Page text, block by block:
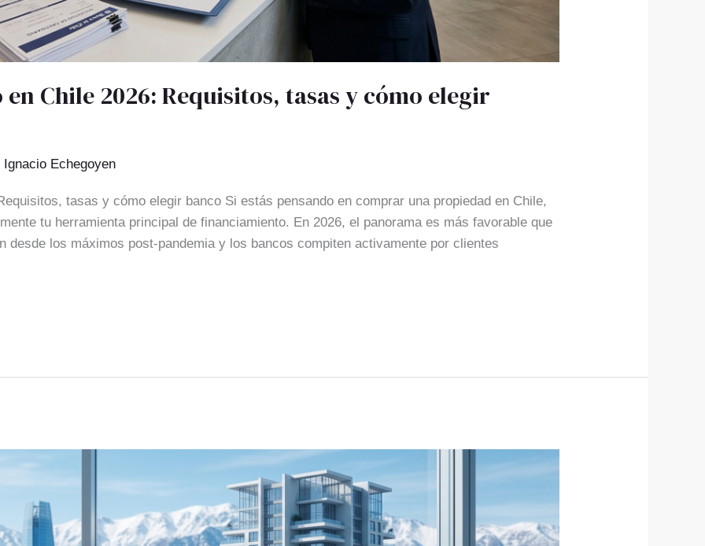
Chile 2026: Requisitos, tasas y cómo elegir
Ignacio Echegoyen
tasas y cómo elegir banco Si estás pensando en comprar una propiedad en Chile,
tu herramienta principal de financiamiento. En 2026, el panorama es más favorable que
desde los máximos post-pandemia y los bancos compiten activamente por clientes